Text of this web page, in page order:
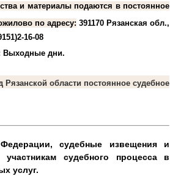
и материалы подаются в постоянное
по адресу: 391170 Рязанская обл.,
16-08
Выходные дни.
Рязанской области постоянное судебное
судебные извещения и
судебного процесса в
услуг.